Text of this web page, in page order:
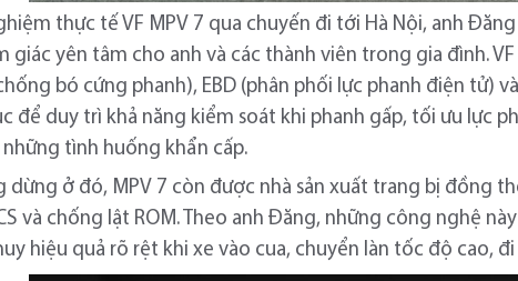
thực tế VF MPV 7 qua chuyến đi tới Hà Nội, anh
giác yên tâm cho anh và các thành viên trong gia đình.
bó cứng phanh), EBD (phân phối lực phanh điện tử)
để duy trì khả năng kiểm soát khi phanh gấp, tối ưu lực
tình huống khẩn cấp.
dừng ở đó, MPV 7 còn được nhà sản xuất trang bị đồng
và chống lật ROM. Theo anh Đăng, những công nghệ
hiệu quả rõ rệt khi xe vào cua, chuyển làn tốc độ cao,